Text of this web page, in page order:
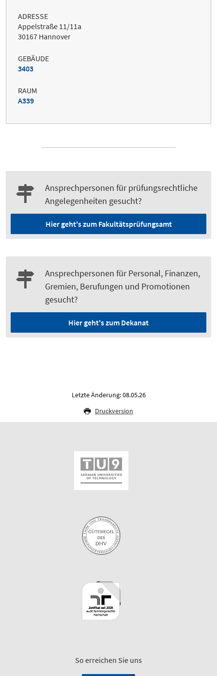
ADRESSE
Appelstraße 11/11a
30167 Hannover
GEBÄUDE
3403
RAUM
A339
Ansprechpersonen für prüfungsrechtliche
Angelegenheiten gesucht?
Hier geht's zum Fakultätsprüfungsamt
Ansprechpersonen für Personal, Finanzen,
Gremien, Berufungen und Promotionen
gesucht?
Hier geht's zum Dekanat
Letzte Änderung: 08.05.26
Druckversion
So erreichen Sie uns